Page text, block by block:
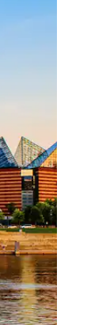
of swipen.